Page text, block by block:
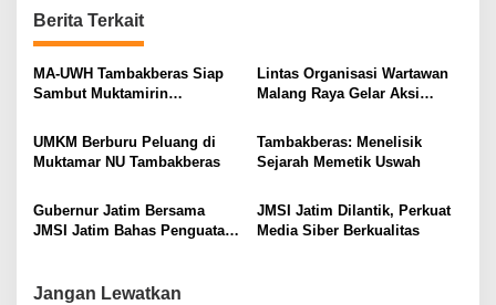
a
v
i
a
i
o
n
Berita Terkait
MA-UWH Tambakberas Siap
Sambut Muktamirin
Lintas Organisasi Wartawan
Malang Raya Gelar Aksi
Ireng”
UMKM Berburu Peluang di
Muktamar NU Tambakberas
Tambakberas: Menelisik
Sejarah Memetik Uswah
Gubernur Jatim Bersama
JMSI Jatim Bahas Penguatan
JMSI Jatim Dilantik, Perkuat
Media Siber Berkualitas
Jangan Lewatkan